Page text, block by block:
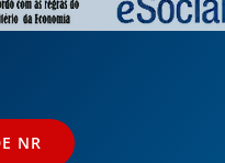
NR